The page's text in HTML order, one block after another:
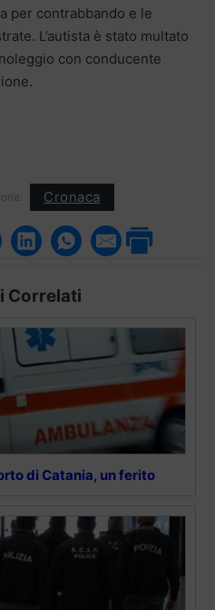
per contrabbando e le
L’autista è stato multato
con conducente
Cronaca
Correlati
di Catania, un ferito